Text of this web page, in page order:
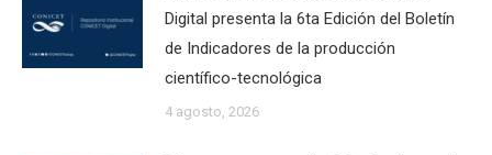
Digital presenta la 6ta Edición del Boletín
de Indicadores de la producción
científico-tecnológica
4 agosto, 2026